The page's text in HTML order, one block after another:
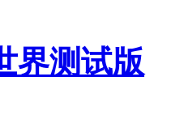
界测试版